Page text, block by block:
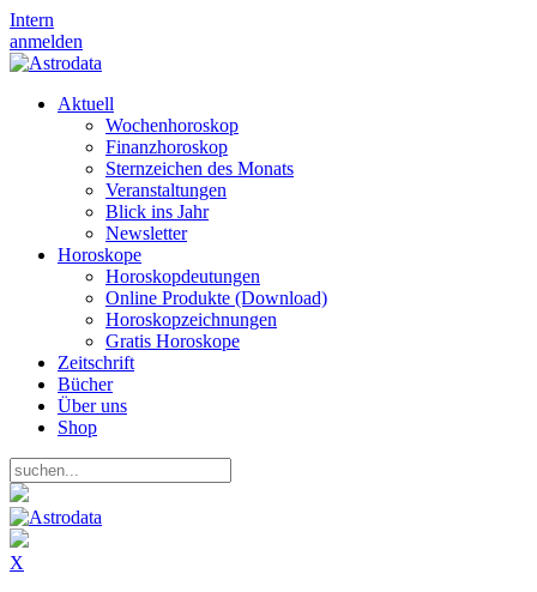
Intern
anmelden
Aktuell
Wochenhoroskop
Finanzhoroskop
Sternzeichen des Monats
Veranstaltungen
Blick ins Jahr
Newsletter
Horoskope
Horoskopdeutungen
Online Produkte (Download)
Horoskopzeichnungen
Gratis Horoskope
Zeitschrift
Bücher
Über uns
Shop
X